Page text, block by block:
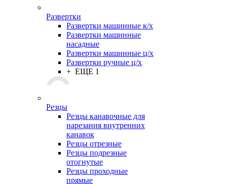
Развертки
Развертки машинные к/х
Развертки машинные
насадные
Развертки машинные ц/х
Развертки ручные ц/х
+ ЕЩЕ 1
Резцы
Резцы канавочные для
нарезания внутренних
канавок
Резцы отрезные
Резцы подрезные
отогнутые
Резцы проходные
прямые